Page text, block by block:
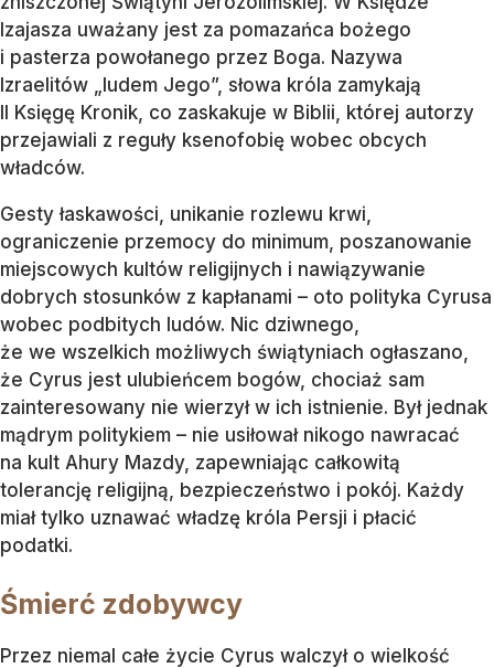
Izajasza uważany jest za pomazańca bożego
i pasterza powołanego przez Boga. Nazywa
Izraelitów „ludem Jego”, słowa króla zamykają
II Księgę Kronik, co zaskakuje w Biblii, której autorzy
przejawiali z reguły ksenofobię wobec obcych
władców.
Gesty łaskawości, unikanie rozlewu krwi,
ograniczenie przemocy do minimum, poszanowanie
miejscowych kultów religijnych i nawiązywanie
dobrych stosunków z kapłanami – oto polityka Cyrusa
wobec podbitych ludów. Nic dziwnego,
że we wszelkich możliwych świątyniach ogłaszano,
że Cyrus jest ulubieńcem bogów, chociaż sam
zainteresowany nie wierzył w ich istnienie. Był jednak
mądrym politykiem – nie usiłował nikogo nawracać
na kult Ahury Mazdy, zapewniając całkowitą
tolerancję religijną, bezpieczeństwo i pokój. Każdy
miał tylko uznawać władzę króla Persji i płacić
podatki.
Śmierć zdobywcy
Przez niemal całe życie Cyrus walczył o wielkość